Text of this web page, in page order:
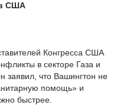
США
Конгресса США
в секторе Газа и
заявил, что Вашингтон не
помощь» и
быстрее.